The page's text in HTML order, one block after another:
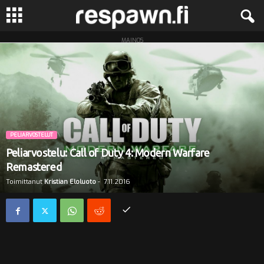
R
e
MAINOS
PELIARVOSTELUT
Peliarvostelu: Call of Duty 4: Modern Warfare
Remastered
Toimittanut Kristian Eloluoto - 7.11.2016